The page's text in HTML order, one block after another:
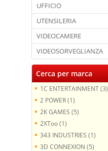
UFFICIO
UTENSILERIA
VIDEOCAMERE
VIDEOSORVEGLIANZA
Cerca per marca
1C ENTERTAINMENT (3)
2 POWER (1)
2K GAMES (5)
2XToo (1)
343 INDUSTRIES (1)
3D CONNEXION (5)